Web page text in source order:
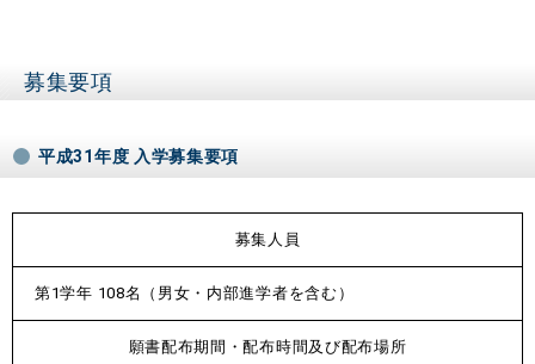
募集要項
平成31年度 入学募集要項
募集人員
第1学年 108名（男女・内部進学者を含む）
願書配布期間・配布時間及び配布場所